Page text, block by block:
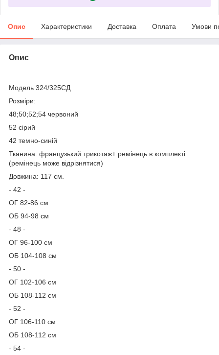
Опис Характеристики Доставка Оплата Умови
Опис
Модель 324/325СД
Розміри:
48;50;52;54 червоний
52 сірий
42 темно-синій
Тканина: французький трикотаж+ ремінець в комплекті
(ремінець може відрізнятися)
Довжина: 117 см.
- 42 -
ОГ 82-86 см
ОБ 94-98 см
- 48 -
ОГ 96-100 см
ОБ 104-108 см
- 50 -
ОГ 102-106 см
ОБ 108-112 см
- 52 -
ОГ 106-110 см
ОБ 108-112 см
- 54 -